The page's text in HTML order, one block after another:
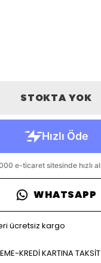
STOKTA YOK
WHATSAPP
ücretsiz kargo
KREDİ KARTINA TAKSİT